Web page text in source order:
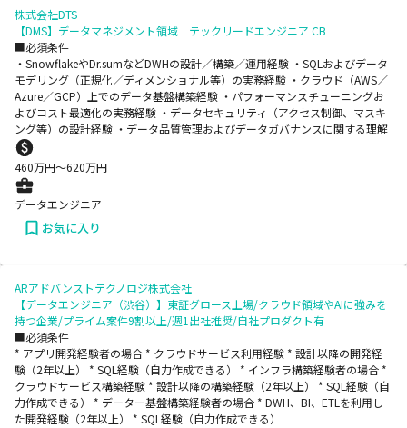
株式会社DTS
【DMS】データマネジメント領域 テックリードエンジニア CB
■必須条件
・SnowflakeやDr.sumなどDWHの設計／構築／運用経験 ・SQLおよびデータ
モデリング（正規化／ディメンショナル等）の実務経験 ・クラウド（AWS／
Azure／GCP）上でのデータ基盤構築経験 ・パフォーマンスチューニングお
よびコスト最適化の実務経験 ・データセキュリティ（アクセス制御、マスキ
ング等）の設計経験 ・データ品質管理およびデータガバナンスに関する理解
460万円〜620万円
データエンジニア
お気に入り
ARアドバンストテクノロジ株式会社
【データエンジニア（渋谷）】東証グロース上場/クラウド領域やAIに強みを
持つ企業/プライム案件9割以上/週1出社推奨/自社プロダクト有
■必須条件
* アプリ開発経験者の場合 * クラウドサービス利用経験 * 設計以降の開発経
験（2年以上） * SQL経験（自力作成できる） * インフラ構築経験者の場合 *
クラウドサービス構築経験 * 設計以降の構築経験（2年以上） * SQL経験（自
力作成できる） * データー基盤構築経験者の場合 * DWH、BI、ETLを利用し
た開発経験（2年以上） * SQL経験（自力作成できる）